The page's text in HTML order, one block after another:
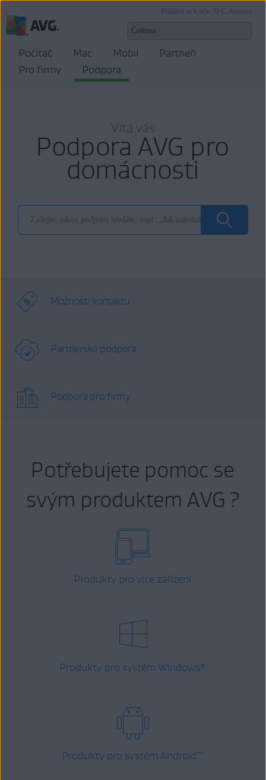
Přihlásit se k účtu AVG Account
Počítač Mac Mobil
Partneři
Pro firmy
Podpora
Vítá vás
Podpora AVG pro
domácnosti
Možnosti kontaktu
Partnerská podpora
Podpora pro firmy
Potřebujete pomoc se
svým produktem AVG ?
Produkty pro více zařízení
Produkty pro systém Windows®
Produkty pro systém Android™